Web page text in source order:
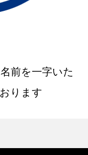
前を一字いた
ります